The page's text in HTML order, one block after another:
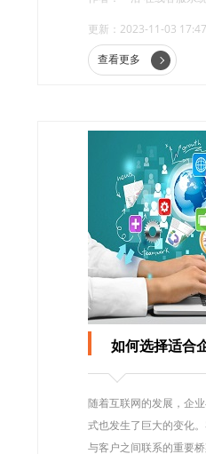
视的作用。
更新：2023-11-03
查看更多
如何选择适合
随着互联网的发展，企
式也发生了巨大的变化
与客户之间联系的重要桥